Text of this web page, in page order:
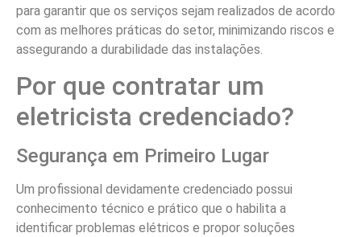
para garantir que os serviços sejam realizados de acordo
com as melhores práticas do setor, minimizando riscos e
assegurando a durabilidade das instalações.
Por que contratar um
eletricista credenciado?
Segurança em Primeiro Lugar
Um profissional devidamente credenciado possui
conhecimento técnico e prático que o habilita a
identificar problemas elétricos e propor soluções